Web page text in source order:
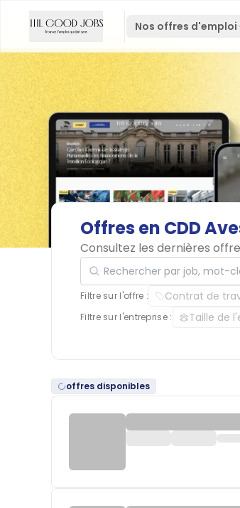
Nos offres d'emploi
Offres en CDD
Consultez les dernières
Rechercher par job, mot-clé
Filtre sur l'offre : Contrat de
Filtre sur l'entreprise : Taille de
offres disponibles